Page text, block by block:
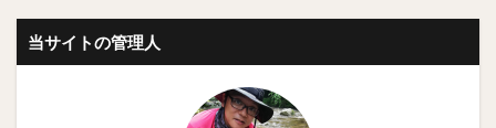
当サイトの管理人